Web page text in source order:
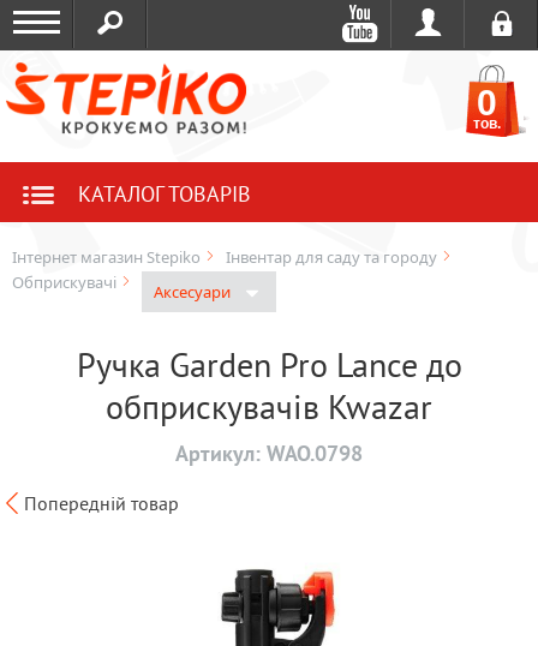
0
тов.
КАТАЛОГ ТОВАРІВ
Інтернет магазин Stepiko
Інвентар для саду та городу
Обприскувачі
Аксесуари
Ручка Garden Pro Lance до
обприскувачів Kwazar
Артикул: WAO.0798
Попередній товар